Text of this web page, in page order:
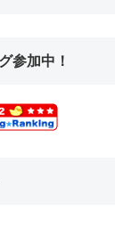
参加中！